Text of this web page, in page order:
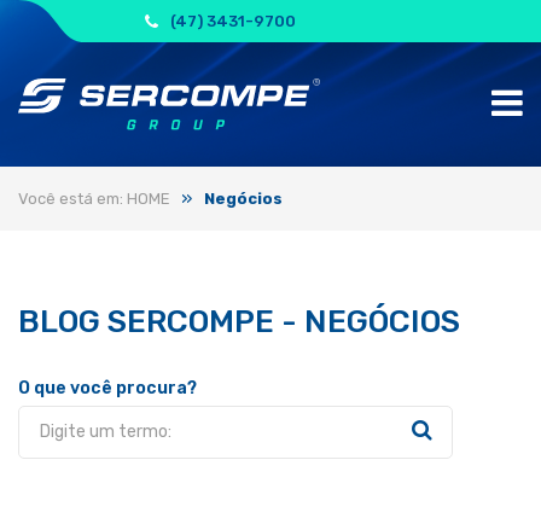
(47) 3431-9700
Você está em: HOME » Negócios
BLOG SERCOMPE - NEGÓCIOS
O que você procura?